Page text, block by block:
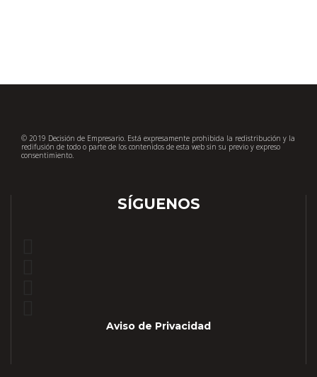
© 2019 Decisión de Empresario. Está expresamente prohibida la redistribución y la
redifusión de todo o parte de los contenidos de esta web sin su previo y expreso
consentimiento.
SÍGUENOS
Aviso de Privacidad